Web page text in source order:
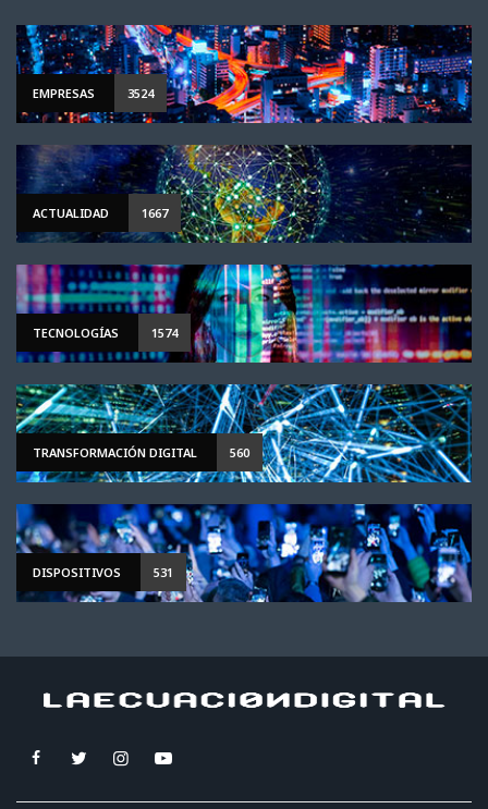
EMPRESAS 3524
ACTUALIDAD 1667
TECNOLOGÍAS 1574
TRANSFORMACIÓN DIGITAL 560
DISPOSITIVOS 531